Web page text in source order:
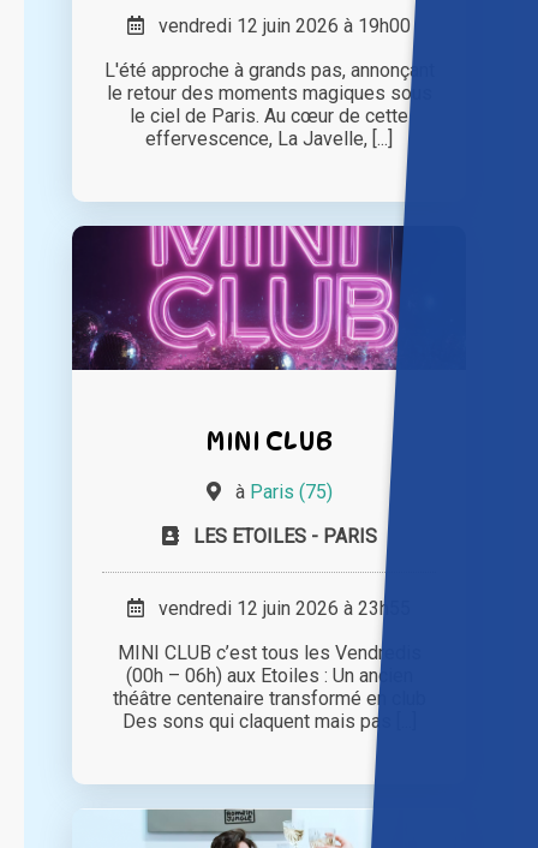
vendredi 12 juin 2026 à 19h00
L'été approche à grands pas, annonçant
le retour des moments magiques sous
le ciel de Paris. Au cœur de cette
effervescence, La Javelle, [...]
MINI CLUB
à Paris (75)
LES ETOILES - PARIS
vendredi 12 juin 2026 à 23h55
MINI CLUB c’est tous les Vendredis
(00h – 06h) aux Etoiles : Un ancien
théâtre centenaire transformé en club
Des sons qui claquent mais pas [...]